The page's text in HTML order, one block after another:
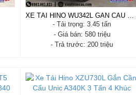
- Tải trọng: 3.45 tấn
- Giá bán: 580 triệu
- Trả trước: 200 triệu
- Xuất xứ: Nhật Bản
- Tình trạng: mới 100% - Cabin